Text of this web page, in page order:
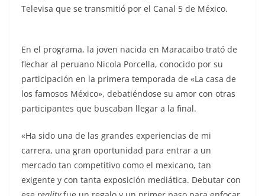
Televisa que se transmitió por el Canal 5 de México.
En el programa, la joven nacida en Maracaibo trató de
flechar al peruano Nicola Porcella, conocido por su
participación en la primera temporada de «La casa de
los famosos México», debatiéndose su amor con otras
participantes que buscaban llegar a la final.
«Ha sido una de las grandes experiencias de mi
carrera, una gran oportunidad para entrar a un
mercado tan competitivo como el mexicano, tan
exigente y con tanta exposición mediática. Debutar con